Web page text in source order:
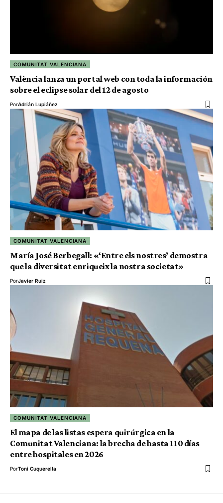
COMUNITAT VALENCIANA
València lanza un portal web con toda la información
sobre el eclipse solar del 12 de agosto
PorAdrián Lupiáñez
COMUNITAT VALENCIANA
María José Berbegall: «‘Entre els nostres’ demostra
que la diversitat enriqueix la nostra societat»
PorJavier Ruiz
COMUNITAT VALENCIANA
El mapa de las listas espera quirúrgica en la
Comunitat Valenciana: la brecha de hasta 110 días
entre hospitales en 2026
PorToni Cuquerella